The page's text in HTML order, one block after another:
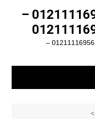
مكن تعبئة وتغليف 01211116954 –
ماكينات تعبئة وتغليف 01211116954 – 01211116956 –